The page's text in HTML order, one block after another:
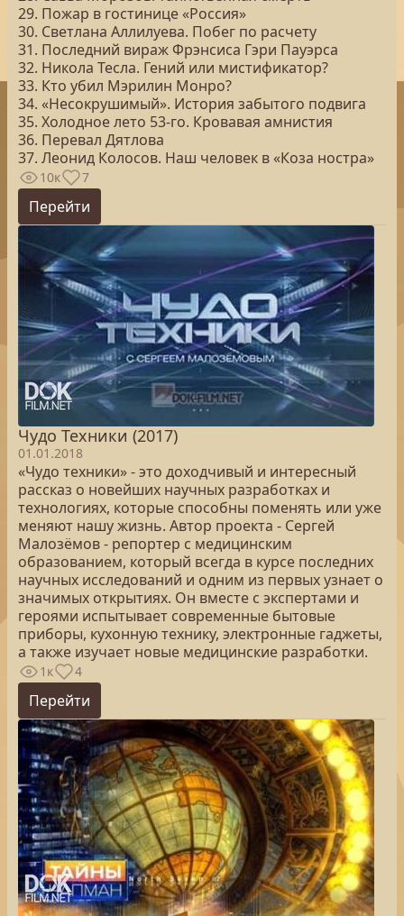
29. Пожар в гостинице «Россия»
30. Светлана Аллилуева. Побег по расчету
31. Последний вираж Фрэнсиса Гэри Пауэрса
32. Никола Тесла. Гений или мистификатор?
33. Кто убил Мэрилин Монро?
34. «Несокрушимый». История забытого подвига
35. Холодное лето 53-го. Кровавая амнистия
36. Перевал Дятлова
37. Леонид Колосов. Наш человек в «Коза ностра»
10к 7
Перейти
Чудо Техники (2017)
01.01.2018
«Чудо техники» - это доходчивый и интересный
рассказ о новейших научных разработках и
технологиях, которые способны поменять или уже
меняют нашу жизнь. Автор проекта - Сергей
Малозёмов - репортер с медицинским
образованием, который всегда в курсе последних
научных исследований и одним из первых узнает о
значимых открытиях. Он вместе с экспертами и
героями испытывает современные бытовые
приборы, кухонную технику, электронные гаджеты,
а также изучает новые медицинские разработки.
1к 4
Перейти